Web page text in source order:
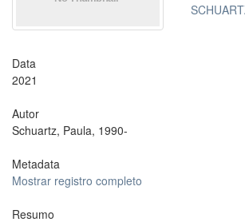
Data
2021
Autor
Schuartz, Paula, 1990-
Metadata
Mostrar registro completo
Resumo